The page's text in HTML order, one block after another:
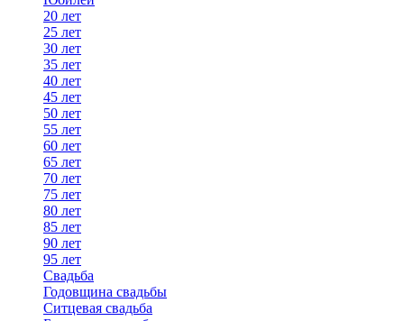
20 лет
25 лет
30 лет
35 лет
40 лет
45 лет
50 лет
55 лет
60 лет
65 лет
70 лет
75 лет
80 лет
85 лет
90 лет
95 лет
Свадьба
Годовщина свадьбы
Ситцевая свадьба